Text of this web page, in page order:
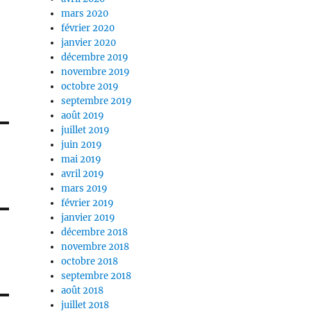
mars 2020
février 2020
janvier 2020
décembre 2019
novembre 2019
octobre 2019
septembre 2019
août 2019
juillet 2019
juin 2019
mai 2019
avril 2019
mars 2019
février 2019
janvier 2019
décembre 2018
novembre 2018
octobre 2018
septembre 2018
août 2018
juillet 2018